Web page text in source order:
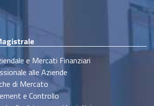
e Mercati Finanziari
alle Aziende
di Mercato
e Controllo